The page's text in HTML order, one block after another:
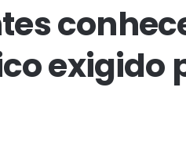
exigido